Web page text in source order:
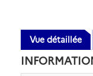
Vue détaillée